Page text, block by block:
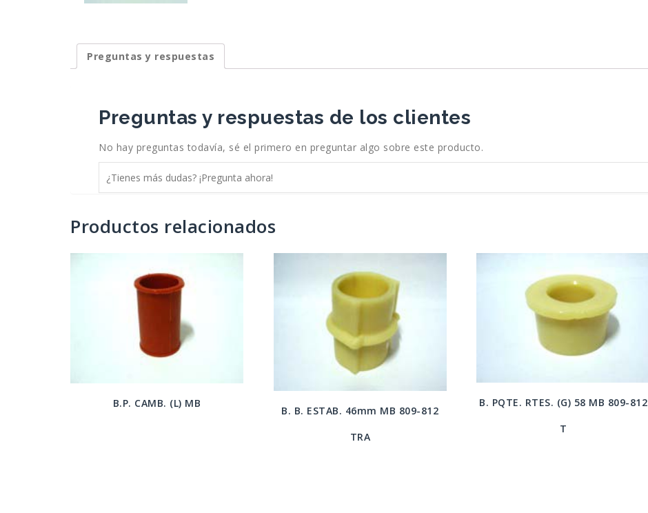
Preguntas y respuestas
Preguntas y respuestas de los clientes
No hay preguntas todavía, sé el primero en preguntar algo sobre este producto.
Productos relacionados
B.P. CAMB. (L) MB
B. B. ESTAB. 46mm MB 809-812
TRA
B. PQTE. RTES. (G) 58 MB 809-812
T